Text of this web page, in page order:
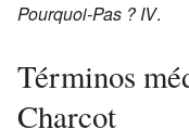
Pourquoi-Pas ? IV.
Términos
Charcot